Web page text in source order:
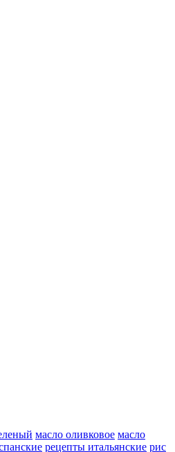
масло оливковое масло
рецепты итальянские рис